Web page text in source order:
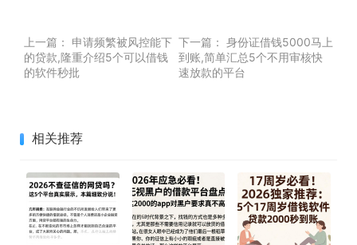
上一篇：
申请频繁被风控能下
的贷款,隆重介绍5个可以借钱
的软件秒批
下一篇： 身份证借钱5000马上
到账,简单汇总5个不用审核快
速放款的平台
相关推荐